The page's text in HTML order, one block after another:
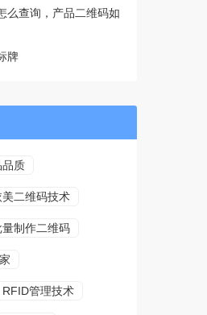
么查询，产品二维码如
牌
品质
美二维码技术
量制作二维码
RFID管理技术